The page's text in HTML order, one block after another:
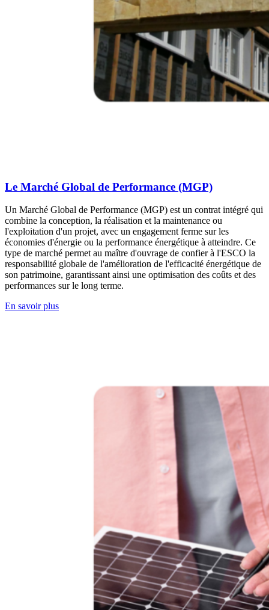
Le Marché Global de Performance (MGP)
Un Marché Global de Performance (MGP) est un contrat intégré qui
combine la conception, la réalisation et la maintenance ou
l'exploitation d'un projet, avec un engagement ferme sur les
économies d'énergie ou la performance énergétique à atteindre. Ce
type de marché permet au maître d'ouvrage de confier à l'ESCO la
responsabilité globale de l'amélioration de l'efficacité énergétique de
son patrimoine, garantissant ainsi une optimisation des coûts et des
performances sur le long terme.
En savoir plus